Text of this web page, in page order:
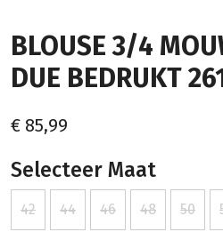
BLOUSE 3/4
DUE BEDRUKT
€ 85,99
Selecteer Maat
42 44 46 48 50